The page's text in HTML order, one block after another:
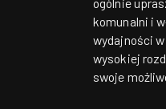
ogólnie
komunalni i
wydajności
wysokiej
swoje